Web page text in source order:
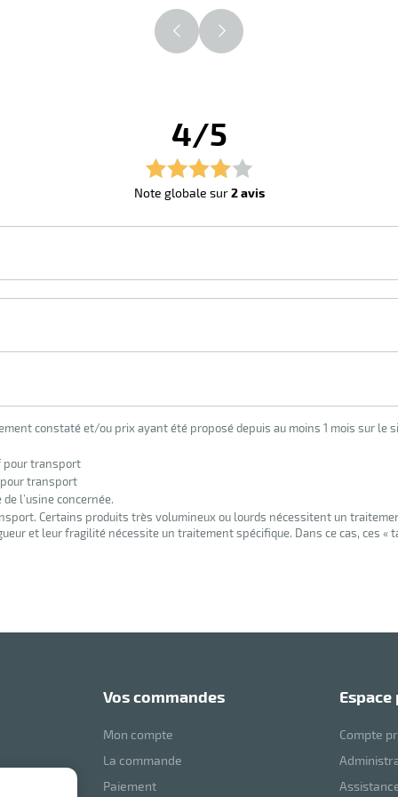
4/5
Note globale sur2 avis
constaté et/ou prix ayant été proposé depuis au moins 1 mois sur le
pour transport
transport
l’usine concernée.
Certains produits très volumineux ou lourds nécessitent un
et leur fragilité nécessite un traitement spécifique. Dans ce cas, ces
vos commandes
Mon compte
La commande
Paiement
Compte